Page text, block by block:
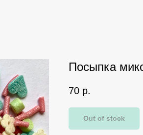
Посыпка
70 р.
Out of stock